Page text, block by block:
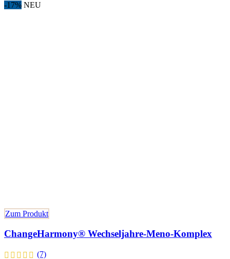
-17% NEU
Zum Produkt
ChangeHarmony® Wechseljahre-Meno-Komplex
(7)